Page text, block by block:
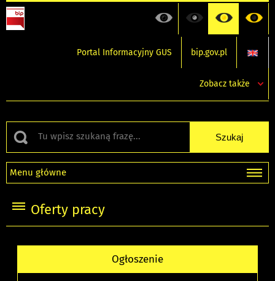
Portal Informacyjny GUS bip.gov.pl
Zobacz także
Menu główne
Oferty pracy
Ogłoszenie